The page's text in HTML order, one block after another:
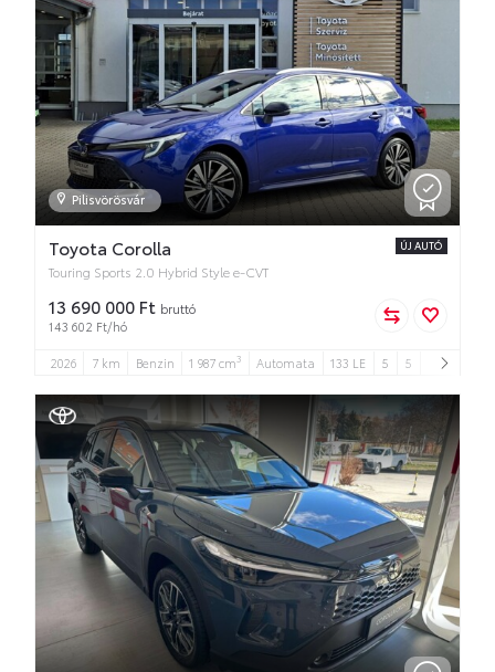
Pilisvörösvár
Toyota Corolla
Touring Sports 2.0 Hybrid Style e-CVT
ÚJ AUTÓ
13 690 000 Ft bruttó
143 602 Ft/hó
2026 7 km Benzin 1 987 cm3 Automata 133 LE 5 5